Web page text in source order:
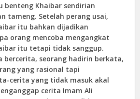
benteng Khaibar sendirian
tameng. Setelah perang usai,
itu bahkan dijadikan
orang mencoba mengangkat
itu tetapi tidak sanggup.
bercerita, seorang hadirin berkata,
yang rasional tapi
cerita yang tidak masuk akal
cerita Imam Ali